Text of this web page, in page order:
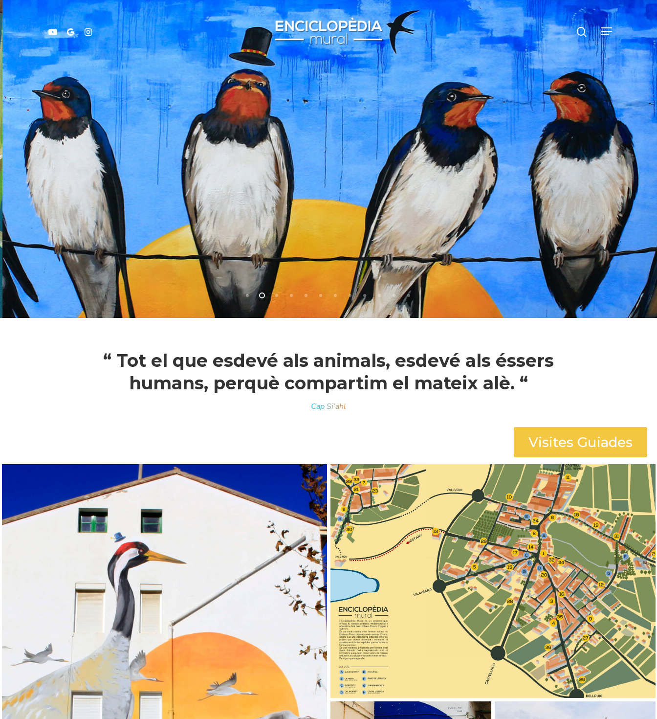
“ Tot el que esdevé als animals, esdevé als éssers
humans, perquè compartim el mateix alè. “
Cap Si’ahl
Visites Guiades